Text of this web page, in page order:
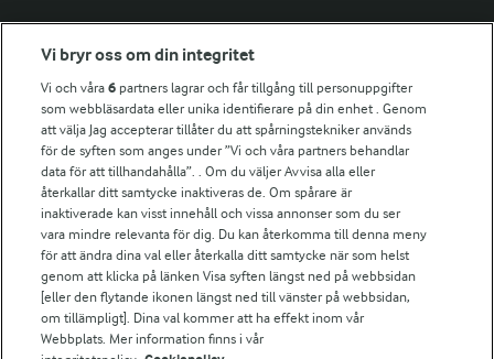
Fler Arlasajter
För ägare
Arlas kundportal
Arla.com
Falbygdens Ost
Arla webbshop
Bildbank
Följ oss
Vi bryr oss om din integritet
Vi och våra6 partners lagrar och får tillgång till personuppgifter
som webbläsardata eller unika identifierare på din enhet . Genom
att välja Jag accepterar tillåter du att spårningstekniker används
för de syften som anges under ”Vi och våra partners behandlar
data för att tillhandahålla”. . Om du väljer Avvisa alla eller
återkallar ditt samtycke inaktiveras de. Om spårare är
inaktiverade kan visst innehåll och vissa annonser som du ser
vara mindre relevanta för dig. Du kan återkomma till denna meny
för att ändra dina val eller återkalla ditt samtycke när som helst
genom att klicka på länken Visa syften längst ned på webbsidan
[eller den flytande ikonen längst ned till vänster på webbsidan,
om tillämpligt]. Dina val kommer att ha effekt inom vår
Webbplats. Mer information finns i vår